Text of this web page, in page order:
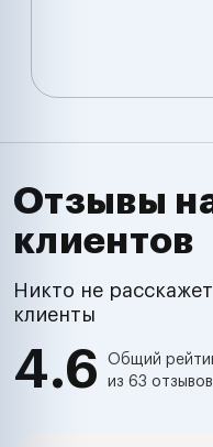
Отзывы
клиентов
Никто не
клиенты
4.6
Общий
из 63 отзывов